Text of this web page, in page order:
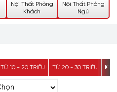
Nội Thất Phòng
Khách
Nội Thất Phòng
Ngủ
TỪ 10 - 20 TRIỆU TỪ 20 - 30 TRIỆU TỪ